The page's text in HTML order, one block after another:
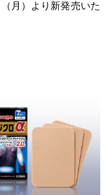
月）より新発売いた